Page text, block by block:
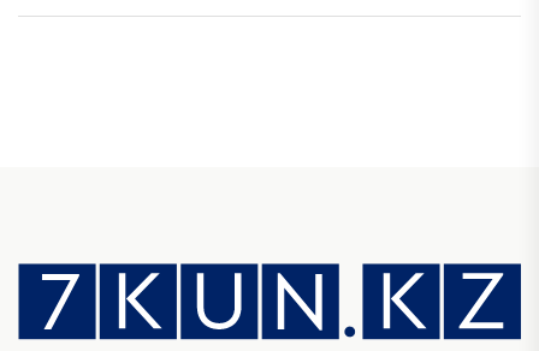
Алматы қалалық МКД мүлікті сатудан алынатын
салық туралы сұрақтарға жауап берді
05 ТАМЫЗ, 2026